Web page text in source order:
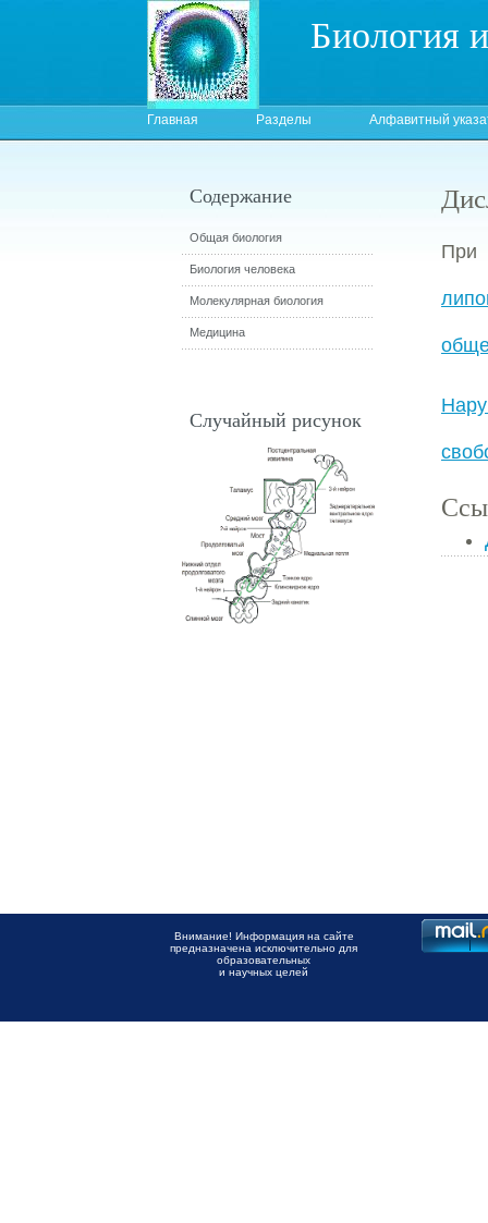
Биология
Главная Разделы Алфавитный
Содержание
Общая биология
Биология человека
Молекулярная биология
Медицина
Случайный рисунок
Внимание! Информация на сайте
предназначена исключительно для
образовательных
и научных целей